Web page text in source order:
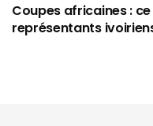
Coupes africaines :
représentants